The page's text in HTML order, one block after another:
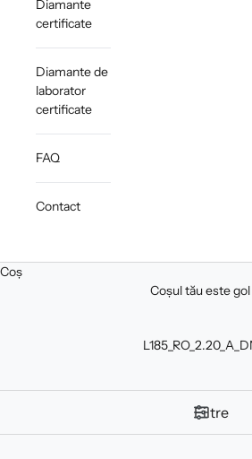
Diamante
certificate
Diamante de
laborator
certificate
FAQ
Contact
Coș
Coșul tău este gol
Filtre